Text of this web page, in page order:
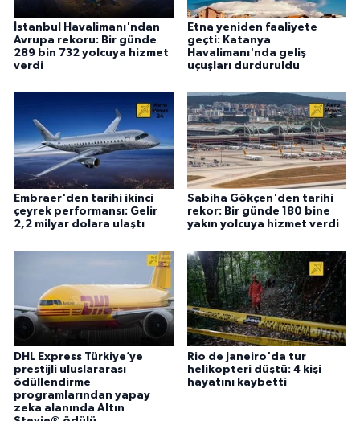
İstanbul Havalimanı'ndan
Avrupa rekoru: Bir günde
289 bin 732 yolcuya hizmet
verdi
Etna yeniden faaliyete
geçti: Katanya
Havalimanı'nda geliş
uçuşları durduruldu
Embraer'den tarihi ikinci
çeyrek performansı: Gelir
2,2 milyar dolara ulaştı
Sabiha Gökçen'den tarihi
rekor: Bir günde 180 bine
yakın yolcuya hizmet verdi
DHL Express Türkiye’ye
prestijli uluslararası
ödüllendirme
programlarından yapay
zeka alanında Altın
Rio de Janeiro'da tur
helikopteri düştü: 4 kişi
hayatını kaybetti